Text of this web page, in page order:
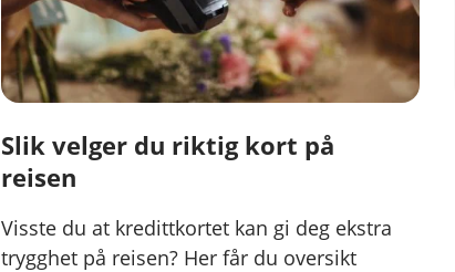
Slik velger du riktig kort på
reisen
Visste du at kredittkortet kan gi deg ekstra
trygghet på reisen? Her får du oversikt